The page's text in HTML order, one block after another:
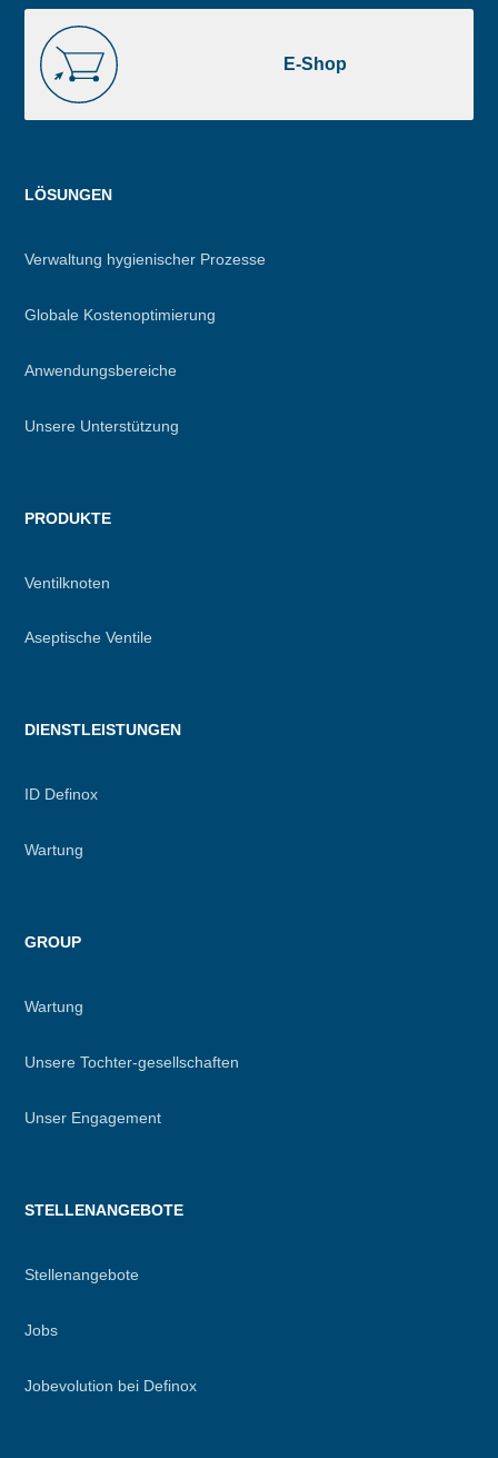
E-Shop
Shop
Menu
LÖSUNGEN
Verwaltung hygienischer Prozesse
Globale Kostenoptimierung
Anwendungsbereiche
Unsere Unterstützung
PRODUKTE
Ventilknoten
Aseptische Ventile
DIENSTLEISTUNGEN
ID Definox
Wartung
GROUP
Wartung
Unsere Tochter-gesellschaften
Unser Engagement
STELLENANGEBOTE
Stellenangebote
Jobs
Jobevolution bei Definox